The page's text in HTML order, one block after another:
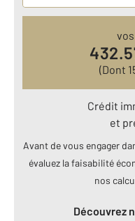
(Dont
Crédit
et
Avant de vous engager
évaluez la faisabilité
nos